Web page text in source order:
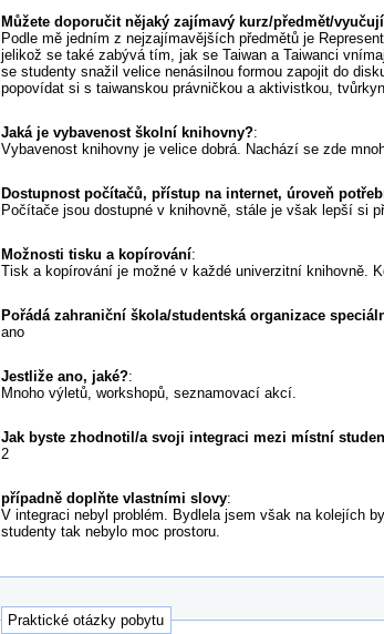
Můžete doporučit nějaký zajímavý kurz/předmět/
Podle mě jedním z nejzajímavějších předmětů je
jelikož se také zabývá tím, jak se Taiwan a Taiwanci
se studenty snažil velice nenásilnou formou zapojit do
popovídat si s taiwanskou právničkou a aktivistkou,
Jaká je vybavenost školní knihovny?:
Vybavenost knihovny je velice dobrá. Nachází se zde
Dostupnost počítačů, přístup na internet, úroveň
Počítače jsou dostupné v knihovně, stále je však lepší si
Možnosti tisku a kopírování:
Tisk a kopírování je možné v každé univerzitní knihovně.
Pořádá zahraniční škola/studentská organizace
ano
Jestliže ano, jaké?:
Mnoho výletů, workshopů, seznamovací akcí.
Jak byste zhodnotil/a svoji integraci mezi místní
2
případně doplňte vlastními slovy:
V integraci nebyl problém. Bydlela jsem však na kolejích
studenty tak nebylo moc prostoru.
Praktické otázky pobytu